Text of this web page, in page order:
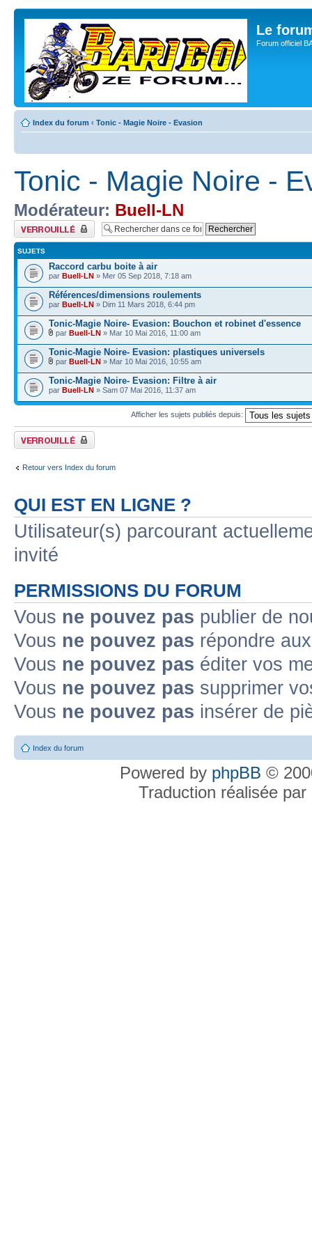
Le
Forum officiel
Index du forum ‹ Tonic - Magie Noire - Evasion
Tonic - Magie Noire -
Modérateur: Buell-LN
Forum verrouillé
SUJETS
Raccord carbu boite à air
par Buell-LN » Mer 05 Sep 2018, 7:18 am
Références/dimensions roulements
par Buell-LN » Dim 11 Mars 2018, 6:44 pm
Tonic-Magie Noire- Evasion: Bouchon et robinet d'essence
par Buell-LN » Mar 10 Mai 2016, 11:00 am
Tonic-Magie Noire- Evasion: plastiques universels
par Buell-LN » Mar 10 Mai 2016, 10:55 am
Tonic-Magie Noire- Evasion: Filtre à air
par Buell-LN » Sam 07 Mai 2016, 11:37 am
Afficher les sujets publiés depuis:
Forum verrouillé
Retour vers Index du forum
QUI EST EN LIGNE ?
Utilisateur(s) parcourant
invité
PERMISSIONS DU FORUM
Vous ne pouvez pas publier de
Vous ne pouvez pas répondre
Vous ne pouvez pas éditer vos
Vous ne pouvez pas supprimer
Vous ne pouvez pas insérer de
Index du forum
Powered by phpBB ©
Traduction réalisée par